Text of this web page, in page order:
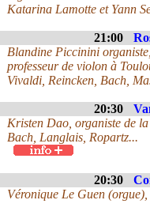
Katarina Lamotte et Yann
21:00
Blandine Piccinini
professeur de violon à
Vivaldi, Reincken, Bach,
20:30
Kristen Dao, organiste de
Bach, Langlais, Ropartz...
20:30
Véronique Le Guen